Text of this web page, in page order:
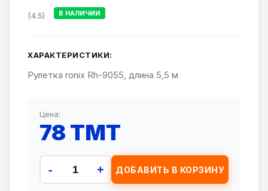
(4.5) В НАЛИЧИИ
ХАРАКТЕРИСТИКИ:
Рулетка ronix Rh-9055, длина 5,5 м
Цена:
78 TMT
- + ДОБАВИТЬ В КОРЗИНУ